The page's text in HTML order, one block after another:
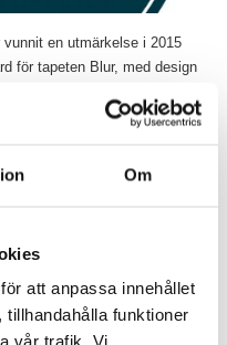
Om
att anpassa innehållet
funktioner
vår trafik. Vi
en utmärkelse i 2015
för tapeten Blur, med design
möbelkollektion